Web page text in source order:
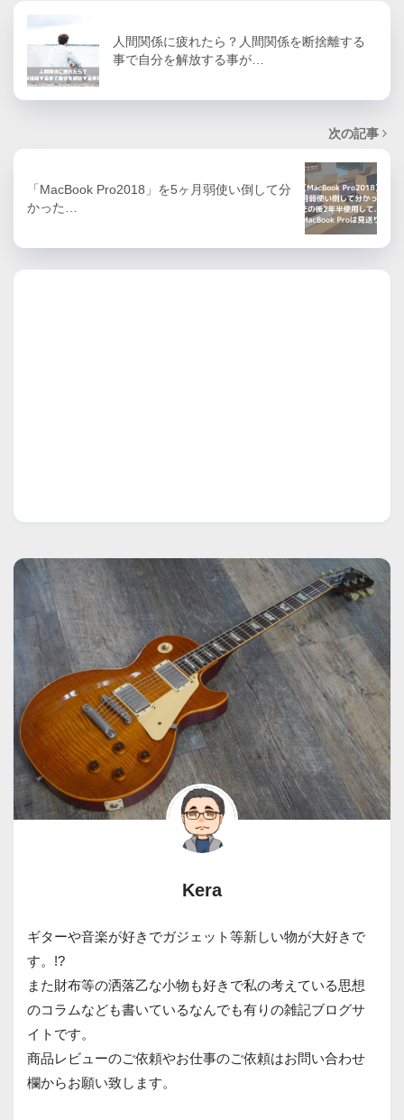
人間関係に疲れたら？人間関係を断捨離する
事で自分を解放する事が…
次の記事
「MacBook Pro2018」を5ヶ月弱使い倒して分
かった…
Kera
ギターや音楽が好きでガジェット等新しい物が大好きで
す。!?
また財布等の洒落乙な小物も好きで私の考えている思想
のコラムなども書いているなんでも有りの雑記ブログサ
イトです。
商品レビューのご依頼やお仕事のご依頼はお問い合わせ
欄からお願い致します。